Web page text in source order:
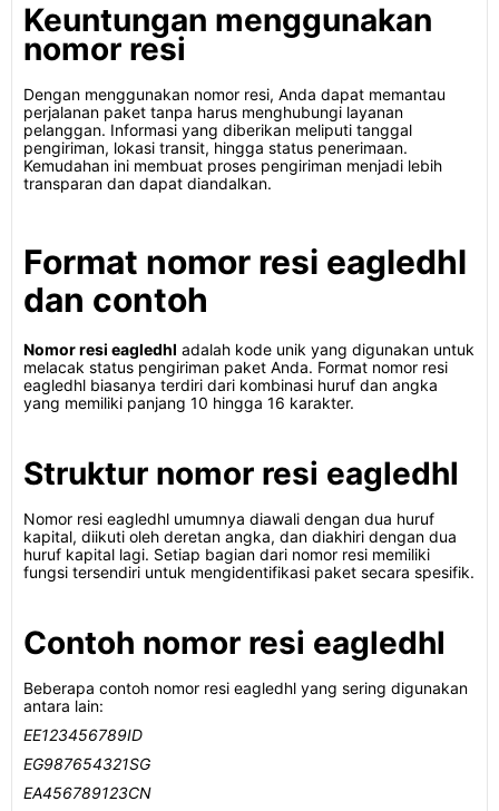
Keuntungan menggunakan
nomor resi
Dengan menggunakan nomor resi, Anda dapat memantau
perjalanan paket tanpa harus menghubungi layanan
pelanggan. Informasi yang diberikan meliputi tanggal
pengiriman, lokasi transit, hingga status penerimaan.
Kemudahan ini membuat proses pengiriman menjadi lebih
transparan dan dapat diandalkan.
Format nomor resi eagledhl
dan contoh
Nomor resi eagledhl adalah kode unik yang digunakan untuk
melacak status pengiriman paket Anda. Format nomor resi
eagledhl biasanya terdiri dari kombinasi huruf dan angka
yang memiliki panjang 10 hingga 16 karakter.
Struktur nomor resi eagledhl
Nomor resi eagledhl umumnya diawali dengan dua huruf
kapital, diikuti oleh deretan angka, dan diakhiri dengan dua
huruf kapital lagi. Setiap bagian dari nomor resi memiliki
fungsi tersendiri untuk mengidentifikasi paket secara spesifik.
Contoh nomor resi eagledhl
Beberapa contoh nomor resi eagledhl yang sering digunakan
antara lain:
EE123456789ID
EG987654321SG
EA456789123CN